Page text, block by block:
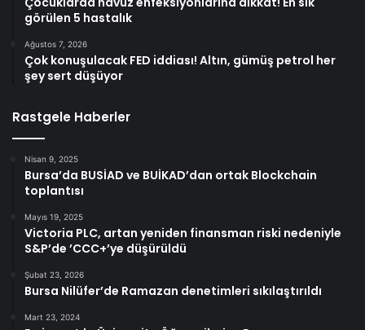
görülen 5 hastalık
Ağustos 7, 2026
Çok konuşulacak FED iddiası! Altın, gümüş petrol her
şey sert düşüyor
Rastgele Haberler
Nisan 9, 2025
Bursa’da BUSİAD ve BUİKAD’dan ortak Blockchain
toplantısı
Mayıs 19, 2025
Victoria PLC, artan yeniden finansman riski nedeniyle
S&P’de ’CCC+’ye düşürüldü
Şubat 23, 2026
Bursa Nilüfer’de Ramazan denetimleri sıkılaştırıldı
Mart 23, 2024